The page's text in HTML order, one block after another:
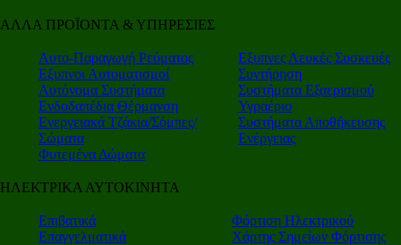
ΑΛΛΑ ΠΡΟΪΟΝΤΑ & ΥΠΗΡΕΣΙΕΣ
Αυτο-Παραγωγή Ρεύματος
Εξυπνοι Αυτοματισμοί
Αυτόνομα Συστήματα
Ενδοδαπέδια Θέρμανση
Ενεργειακά Τζάκια/Σόμπες/
Σώματα
Φυτεμένα Δώματα
Εξυπνες Λευκές Συσκευές
Συντήρηση
Συστήματα Εξαερισμού
Υγραέριο
Συστήματα Αποθήκευσης
Ενέργειας
ΗΛΕΚΤΡΙΚΑ ΑΥΤΟΚΙΝΗΤΑ
Επιβατικά
Επαγγελματικά
Φόρτιση Ηλεκτρικού
Χάρτης Σημείων Φόρτισης